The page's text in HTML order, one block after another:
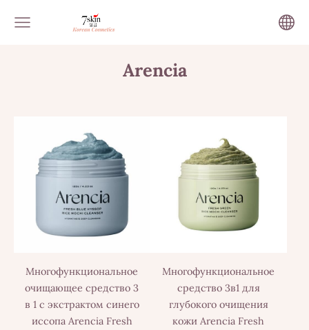
Arencia
Многофункциональное
очищающее средство 3
в 1 с экстрактом синего
иссопа Arencia Fresh
Многофункциональное
средство 3в1 для
глубокого очищения
кожи Arencia Fresh